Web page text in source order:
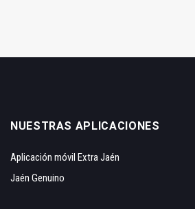
NUESTRAS APLICACIONES
Aplicación móvil Extra Jaén
Jaén Genuino